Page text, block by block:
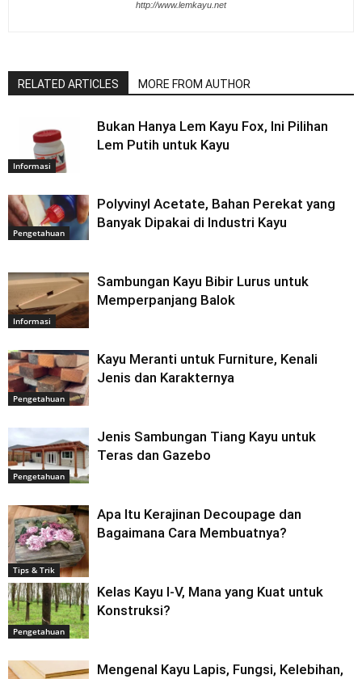
http://www.lemkayu.net
RELATED ARTICLES MORE FROM AUTHOR
Informasi
Bukan Hanya Lem Kayu Fox, Ini Pilihan
Lem Putih untuk Kayu
Pengetahuan
Polyvinyl Acetate, Bahan Perekat yang
Banyak Dipakai di Industri Kayu
Informasi
Sambungan Kayu Bibir Lurus untuk
Memperpanjang Balok
Pengetahuan
Kayu Meranti untuk Furniture, Kenali
Jenis dan Karakternya
Pengetahuan
Jenis Sambungan Tiang Kayu untuk
Teras dan Gazebo
Tips & Trik
Apa Itu Kerajinan Decoupage dan
Bagaimana Cara Membuatnya?
Pengetahuan
Kelas Kayu I-V, Mana yang Kuat untuk
Konstruksi?
Mengenal Kayu Lapis, Fungsi, Kelebihan,